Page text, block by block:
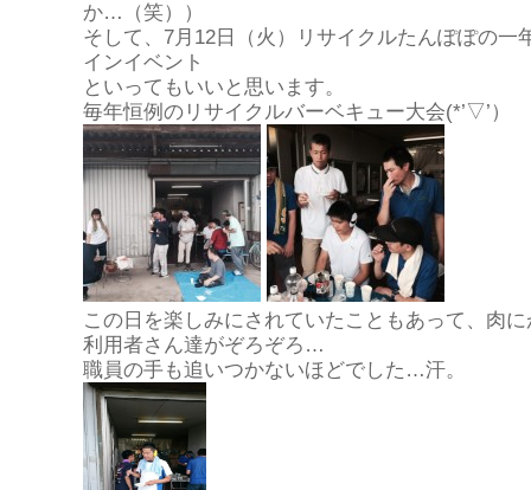
か…（笑））
そして、7月12日（火）リサイクルたんぽぽの一
インイベント
といってもいいと思います。
毎年恒例のリサイクルバーベキュー大会(*’▽’）
この日を楽しみにされていたこともあって、肉
利用者さん達がぞろぞろ…
職員の手も追いつかないほどでした…汗。